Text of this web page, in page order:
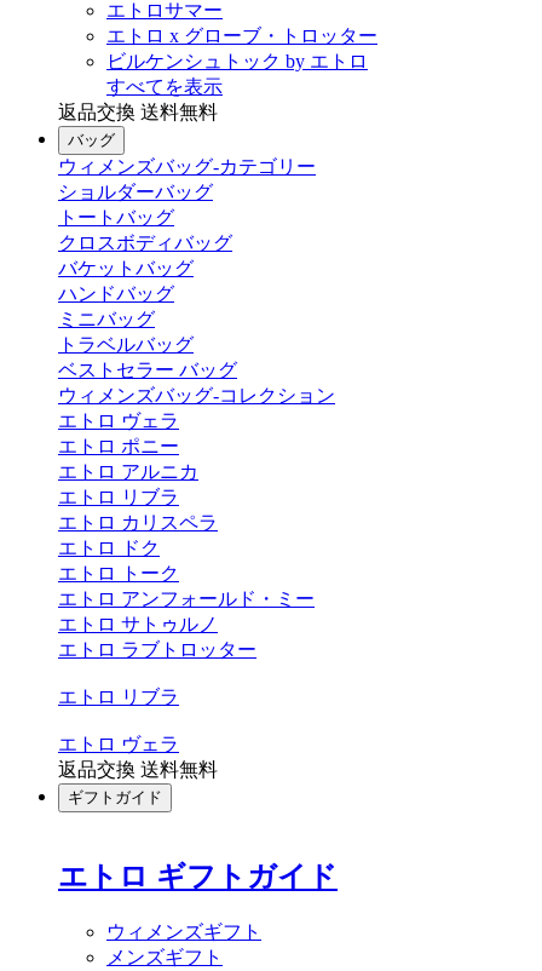
エトロサマー
エトロ x グローブ・トロッター
ビルケンシュトック by エトロ
すべてを表示
返品交換 送料無料
バッグ
ウィメンズバッグ-カテゴリー
ショルダーバッグ
トートバッグ
クロスボディバッグ
バケットバッグ
ハンドバッグ
ミニバッグ
トラベルバッグ
ベストセラー バッグ
ウィメンズバッグ-コレクション
エトロ ヴェラ
エトロ ポニー
エトロ アルニカ
エトロ リブラ
エトロ カリスペラ
エトロ ドク
エトロ トーク
エトロ アンフォールド・ミー
エトロ サトゥルノ
エトロ ラブトロッター
エトロ リブラ
エトロ ヴェラ
返品交換 送料無料
ギフトガイド
エトロ ギフトガイド
ウィメンズギフト
メンズギフト